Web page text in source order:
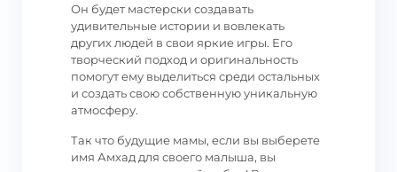
Он будет мастерски создавать
удивительные истории и вовлекать
других людей в свои яркие игры. Его
творческий подход и оригинальность
помогут ему выделиться среди остальных
и создать свою собственную уникальную
атмосферу.
Так что будущие мамы, если вы выберете
имя Амхад для своего малыша, вы